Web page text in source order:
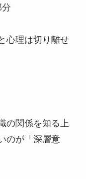
心理は切り離せ
の関係を知る上
のが「深層意